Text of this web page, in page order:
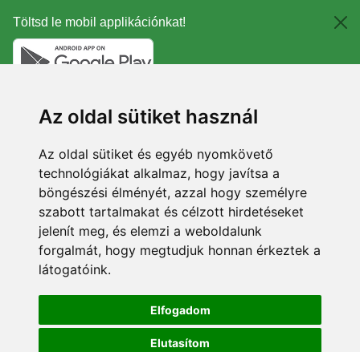
Töltsd le mobil applikációnkat!
Az oldal sütiket használ
Az oldal sütiket és egyéb nyomkövető
technológiákat alkalmaz, hogy javítsa a
böngészési élményét, azzal hogy személyre
szabott tartalmakat és célzott hirdetéseket
jelenít meg, és elemzi a weboldalunk
forgalmát, hogy megtudjuk honnan érkeztek a
látogatóink.
Elfogadom
Elutasítom